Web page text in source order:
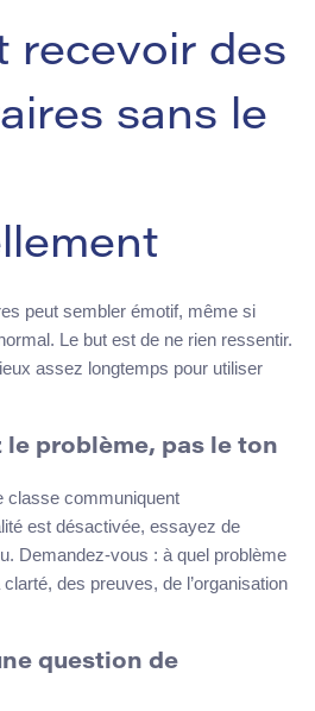
recevoir des
sans le
peut sembler émotif, même si
Le but est de ne rien ressentir.
assez longtemps pour utiliser
le problème, pas le ton
classe communiquent
est désactivée, essayez de
Demandez-vous : à quel problème
clarté, des preuves, de l’organisation
question de